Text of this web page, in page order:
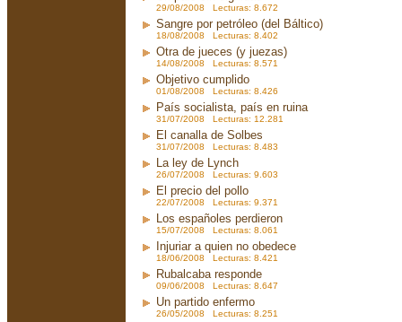
29/08/2008 Lecturas: 8.672
Sangre por petróleo (del Báltico)
18/08/2008 Lecturas: 8.402
Otra de jueces (y juezas)
14/08/2008 Lecturas: 8.571
Objetivo cumplido
01/08/2008 Lecturas: 8.426
País socialista, país en ruina
31/07/2008 Lecturas: 12.281
El canalla de Solbes
31/07/2008 Lecturas: 8.483
La ley de Lynch
26/07/2008 Lecturas: 9.603
El precio del pollo
22/07/2008 Lecturas: 9.371
Los españoles perdieron
15/07/2008 Lecturas: 8.061
Injuriar a quien no obedece
18/06/2008 Lecturas: 8.421
Rubalcaba responde
09/06/2008 Lecturas: 8.647
Un partido enfermo
26/05/2008 Lecturas: 8.251